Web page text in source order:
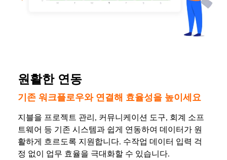
원활한 연동
기존 워크플로우와 연결해 효율성을 높이세요
지블을 프로젝트 관리, 커뮤니케이션 도구, 회계 소프
트웨어 등 기존 시스템과 쉽게 연동하여 데이터가 원
활하게 흐르도록 지원합니다. 수작업 데이터 입력 걱
정 없이 업무 효율을 극대화할 수 있습니다.